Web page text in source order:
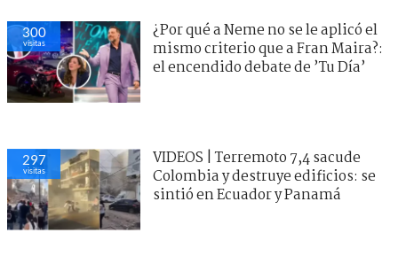
300
visitas
¿Por qué a Neme no se le aplicó el
mismo criterio que a Fran Maira?:
el encendido debate de ’Tu Día’
297
visitas
VIDEOS | Terremoto 7,4 sacude
Colombia y destruye edificios: se
sintió en Ecuador y Panamá